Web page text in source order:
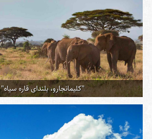
"کلیمانجارو، بلندای قاره سیاه"